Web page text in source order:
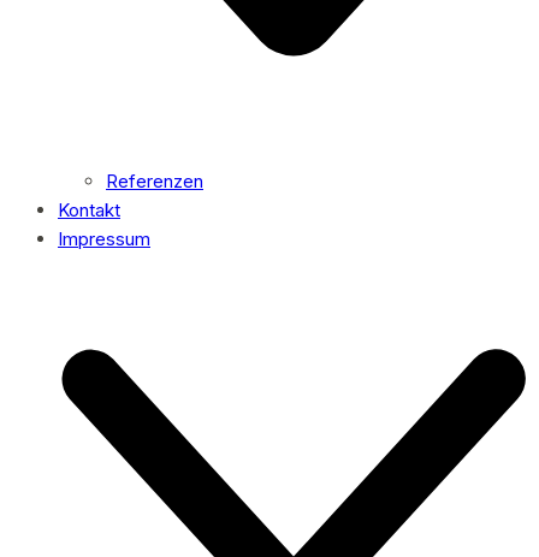
Referenzen
Kontakt
Impressum